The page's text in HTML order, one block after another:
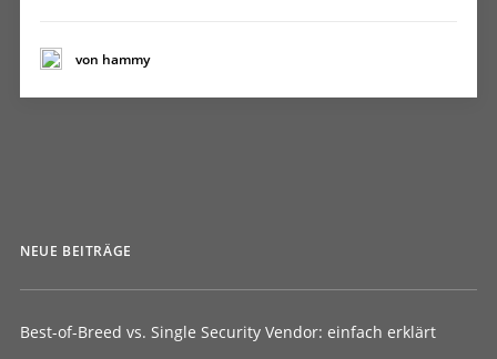
von hammy
NEUE BEITRÄGE
Best-of-Breed vs. Single Security Vendor: einfach erklärt